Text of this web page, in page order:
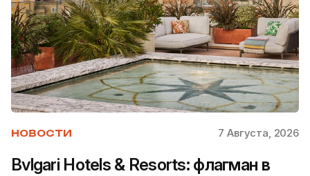
НОВОСТИ 7 Августа, 2026
Bvlgari Hotels & Resorts: флагман в